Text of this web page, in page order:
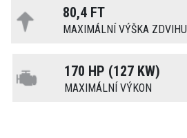
80,4 FT
MAXIMÁLNÍ VÝŠKA ZDVIHU
170 HP (127 KW)
MAXIMÁLNÍ VÝKON